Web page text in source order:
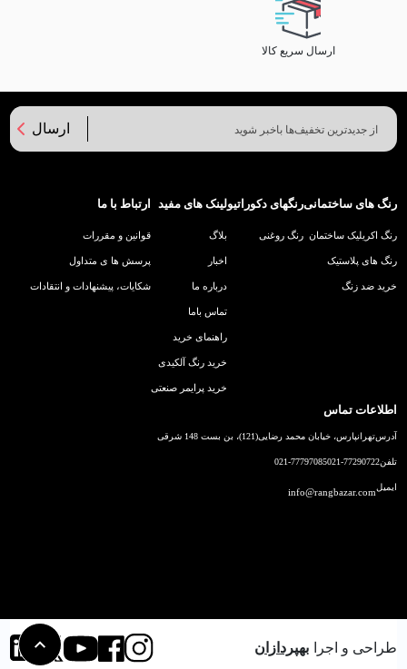
ارسال سریع کالا
ارسال
رنگ های ساختمانی
رنگ اکریلیک ساختمان
رنگ های پلاستیک
خرید ضد زنگ
رنگهای دکوراتیو
رنگ روغنی
لینک های مفید
بلاگ
اخبار
درباره ما
تماس باما
راهنمای خرید
خرید رنگ آلکیدی
خرید پرایمر صنعتی
ارتباط با ما
قوانین و مقررات
پرسش ها ی متداول
شکایات، پیشنهادات و انتقادات
اطلاعات تماس
آدرستهرانپارس، خیابان محمد رضایی(121)، بن بست 148 شرقی
تلفن021-77290722
021-77797085
ایمیلinfo@rangbazar.com
طراحی و اجرا بهپردازان